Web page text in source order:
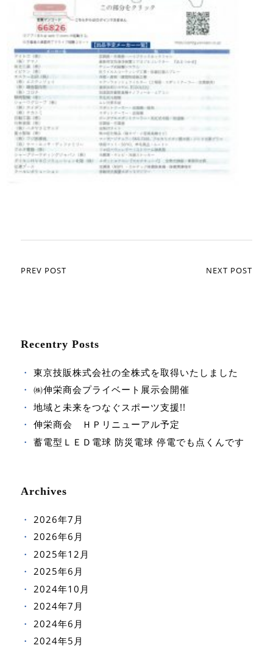
PREV POST NEXT POST
Recentry Posts
東京技販株式会社の全株式を取得いたしました
㈱伸栄商会プライベート展示会開催
地域と未来をつなぐスポーツ支援!!
伸栄商会 ＨＰリニューアル予定
蓄電型ＬＥＤ電球 防災電球 停電でも点くんです
Archives
2026年7月
2026年6月
2025年12月
2025年6月
2024年10月
2024年7月
2024年6月
2024年5月